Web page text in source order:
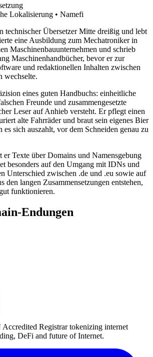
Lokalisierung • Namefi
technischer Übersetzer Mitte dreißig und lebt
eine Ausbildung zum Mechatroniker in
Maschinenbauunternehmen und schrieb
Maschinenhandbücher, bevor er zur
und redaktionellen Inhalten zwischen
wechselte.
eines guten Handbuchs: einheitliche
Freunde und zusammengesetzte
Leser auf Anhieb versteht. Er pflegt einen
alte Fahrräder und braut sein eigenes Bier
sich auszahlt, vor dem Schneiden genau zu
Texte über Domains und Namensgebung
besonders auf den Umgang mit IDNs und
Unterschied zwischen .de und .eu sowie auf
den langen Zusammensetzungen entstehen,
funktionieren.
Endungen
Registrar tokenizing internet
DeFi and future of Internet.